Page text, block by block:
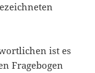
ist es
Fragebogen